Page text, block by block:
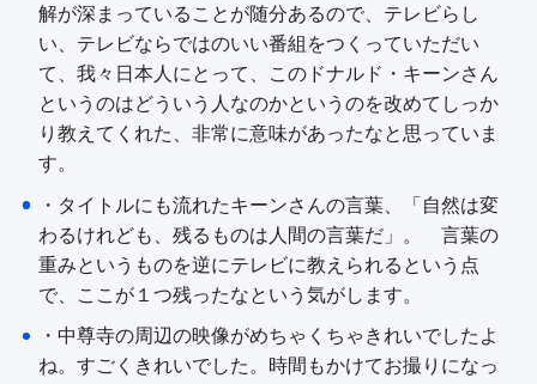
解が深まっていることが随分あるので、テレビらし
い、テレビならではのいい番組をつくっていただい
て、我々日本人にとって、このドナルド・キーンさん
というのはどういう人なのかというのを改めてしっか
り教えてくれた、非常に意味があったなと思っていま
す。
・タイトルにも流れたキーンさんの言葉、「自然は変
わるけれども、残るものは人間の言葉だ」。 言葉の
重みというものを逆にテレビに教えられるという点
で、ここが１つ残ったなという気がします。
・中尊寺の周辺の映像がめちゃくちゃきれいでしたよ
ね。すごくきれいでした。時間もかけてお撮りになっ